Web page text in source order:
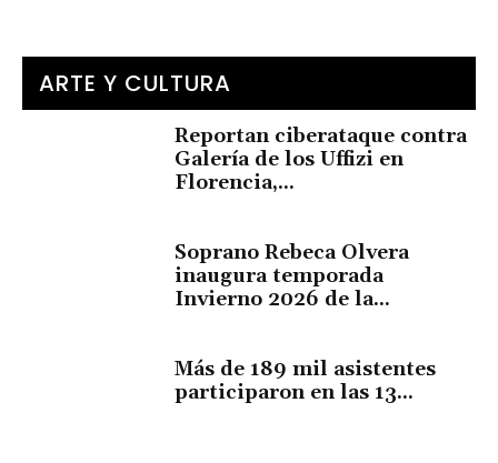
ARTE Y CULTURA
Reportan ciberataque contra
Galería de los Uffizi en
Florencia,...
Soprano Rebeca Olvera
inaugura temporada
Invierno 2026 de la...
Más de 189 mil asistentes
participaron en las 13...